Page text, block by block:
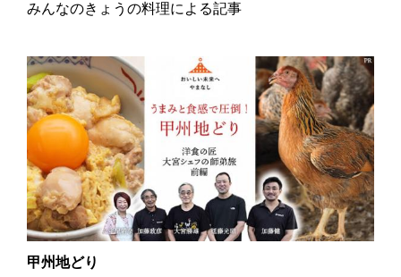
みんなのきょうの料理による記事
甲州地どり